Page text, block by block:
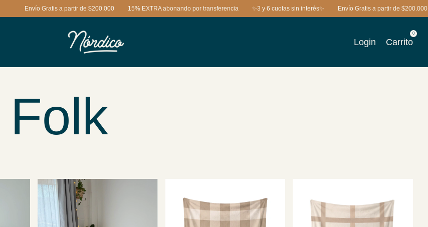
Envío Gratis a partir de $200.000 15% EXTRA abonando por transferencia ✨3 y 6 cuotas sin interés✨ Envío Gratis a partir de $200.000
Login Carrito
0